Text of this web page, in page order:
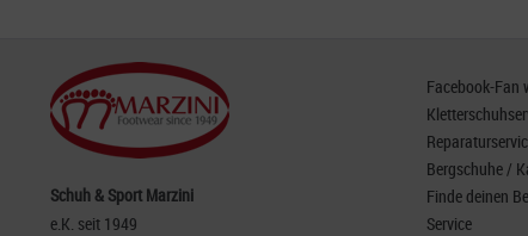
Schuh & Sport Marzini
e.K. seit 1949
Facebook-Fan
Bergschuhe /
Finde deinen
Service